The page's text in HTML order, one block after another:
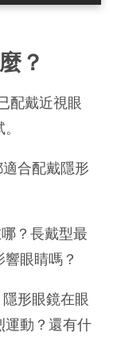
？
配戴近視眼
合配戴隱形
？長戴型最
眼睛嗎？
形眼鏡在眼
運動？還有什